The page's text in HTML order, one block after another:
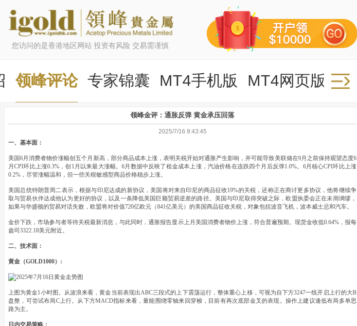
您访问的是香港地区网站 投资有风险 交易需谨慎
领峰评论 专家锦囊 MT4手机版 MT4网页版
领峰金评：通胀反弹 黄金承压回落
2025/7/16 9:43:45
一、基本面：
美国6月消费者物价涨幅创五个月新高，部分商品成本上涨，表明关税开始对通胀产生影响，并可能导致美联储在9月之前保持观望态度6
月CPI环比上涨0.3%，创1月以来最大涨幅。6月数据中反映了租金成本上涨，汽油价格在连跌四个月后反弹1.0%。6月核心CPI环比上涨
0.2%，尽管涨幅温和，但一些关税敏感型商品价格稳步上涨。
美国总统特朗普周二表示，根据与印尼达成的新协议，美国将对来自印尼的商品征收19%的关税，还称正在商讨更多协议，他将继续争
取与贸易伙伴达成他认为更好的协议，以及一条降低美国巨额贸易逆差的路径。美国与印尼取得突破之际，欧盟执委会正在未雨绸缪，
如果与华盛顿的贸易对话失败，欧盟将对价值720亿欧元（841亿美元）的美国商品征收关税，对象包括波音飞机，波本威士忌和汽车。
金价下跌，市场参与者等待关税最新消息，与此同时，通胀报告显示上月美国消费者物价上涨，符合普遍预期。现货金收低0.64%，报每
盎司3322.18美元附近。
二、技术面：
黄金（GOLD1000）:
上图为黄金1小时图。从波浪来看，黄金当前表现出ABC三段式的上下震荡运行，整体重心上移，可视为自下方3247一线开启上行的大B
盘整，可尝试布局C上行。从下方MACD指标来看，量能围绕零轴来回穿梭，目前有再次底部金叉的表现。操作上建议逢低布局多单思
路为主。
日内交易策略：